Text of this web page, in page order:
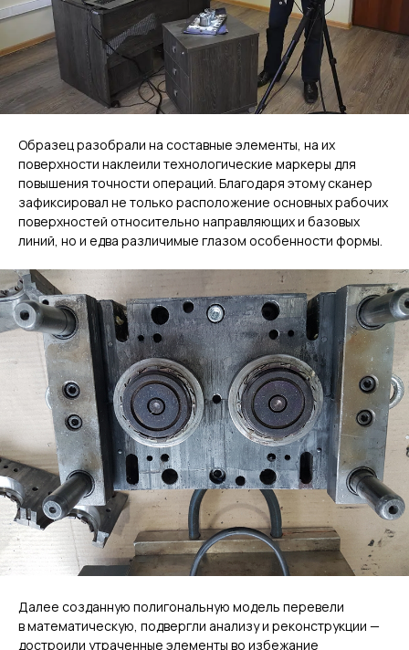
Образец разобрали на составные элементы, на их
поверхности наклеили технологические маркеры для
повышения точности операций. Благодаря этому сканер
зафиксировал не только расположение основных рабочих
поверхностей относительно направляющих и базовых
линий, но и едва различимые глазом особенности формы.
Далее созданную полигональную модель перевели
в математическую, подвергли анализу и реконструкции —
достроили утраченные элементы во избежание